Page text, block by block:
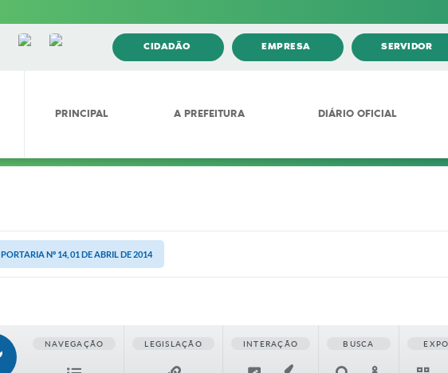
CIDADÃO EMPRESA SERVIDOR
PRINCIPAL A PREFEITURA DIÁRIO OFICIAL
PORTARIA Nº 14, 01 DE ABRIL DE 2014
NAVEGAÇÃO LEGISLAÇÃO INTERAÇÃO BUSCA